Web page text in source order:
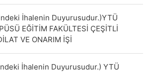
İhalenin Duyurusudur.)YTÜ
EĞİTİM FAKÜLTESİ ÇEŞİTLİ
VE ONARIM İŞİ
İhalenin Duyurusudur.) YTÜ